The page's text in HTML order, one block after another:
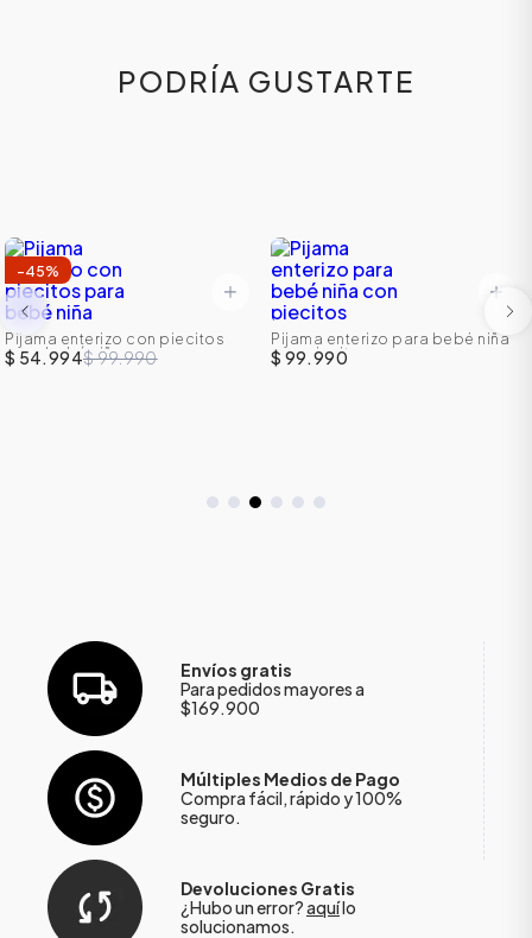
PODRÍA GUSTARTE
-45%
Pijama enterizo con piecitos
para bebé niña
$ 54.994$ 99.990
Pijama enterizo para bebé niña
con piecitos
$ 99.990
Envíos gratis
Para pedidos mayores a
$169.900
Múltiples Medios de Pago
Compra fácil, rápido y 100%
seguro.
Devoluciones Gratis
¿Hubo un error?aquílo
solucionamos.